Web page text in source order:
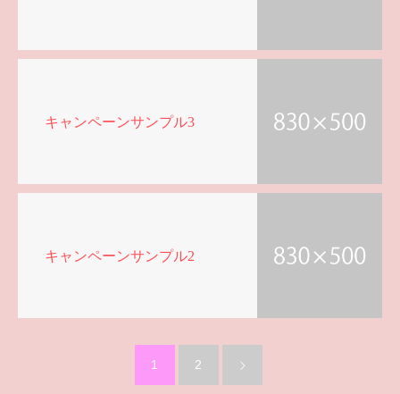
キャンペーンサンプル3
キャンペーンサンプル2
1 2